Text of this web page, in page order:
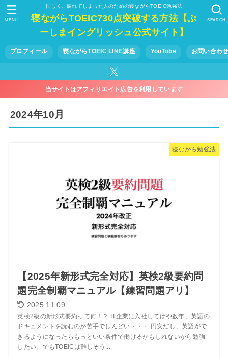
忙しく、疲れてしまった人のための寝ながらTOEIC勉強法
寝ながらTOEIC730点突破する方法【ぷ
ーしまイングリッシュ公式サイト】
プロフィール 寝ながらTOEIC LINE講座 YouTube お問い合わ
SEARCH
MENU
当サイトはアフィリエイト広告を利用しています
2024年10月
寝ながら勉強法
【2025年新形式完全対応】英検2級要約問
題完全制覇マニュアル【練習問題アリ】
2025.11.09
英検2級の新形式要約って何！？ IT企業に入社してはや数年、英語の
ドキュメントを読むのが苦手でしんどい・・・ 円安だし、英語がで
きるようになったらもっといい条件で働けるかもしれないから勉強
したい。でもTOEICは難しそう...